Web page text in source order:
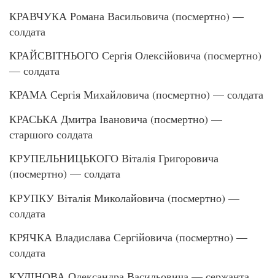
КРАВЧУКА Романа Васильовича (посмертно) —
солдата
КРАЙСВІТНЬОГО Сергія Олексійовича (посмертно)
— солдата
КРАМА Сергія Михайловича (посмертно) — солдата
КРАСЬКА Дмитра Івановича (посмертно) —
старшого солдата
КРУПЕЛЬНИЦЬКОГО Віталія Григоровича
(посмертно) — солдата
КРУПКУ Віталія Миколайовича (посмертно) —
солдата
КРЯЧКА Владислава Сергійовича (посмертно) —
солдата